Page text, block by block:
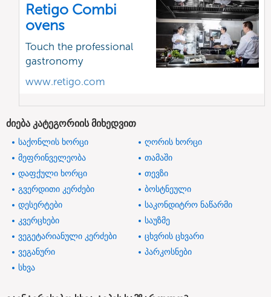
Retigo Combi
ovens
Touch the professional
gastronomy
www.retigo.com
ძიება კატეგორიის მიხედვით
საქონლის ხორცი
ღორის ხორცი
მეფრინველეობა
თამაში
დაფქული ხორცი
თევზი
გვერდითი კერძები
ბოსტნეული
დესერტები
საკონდიტრო ნაწარმი
კვერცხები
საუზმე
ვეგეტარიანული კერძები
ცხვრის ცხვარი
ვეგანური
პარკოსნები
სხვა